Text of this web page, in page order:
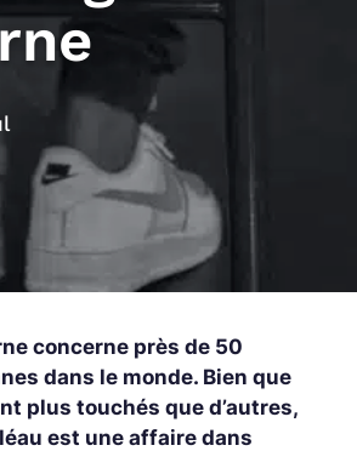
concerne près de 50
dans le monde. Bien que
plus touchés que d’autres,
est une affaire dans